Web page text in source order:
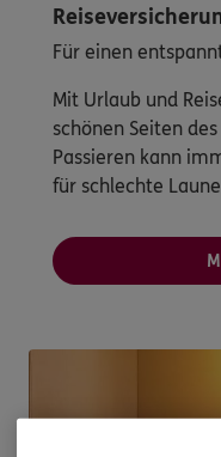
Für einen
Mit Urlaub und
schönen Seiten
Passieren kann
für schlechte